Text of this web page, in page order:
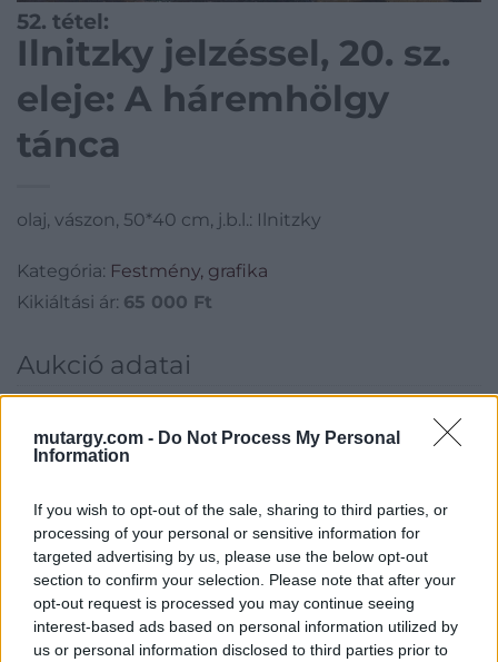
mutargy.com - Do Not Process My Personal
Information
If you wish to opt-out of the sale, sharing to third parties, or
processing of your personal or sensitive information for
targeted advertising by us, please use the below opt-out
section to confirm your selection. Please note that after your
opt-out request is processed you may continue seeing
interest-based ads based on personal information utilized by
us or personal information disclosed to third parties prior to
52. tétel:
Ilnitzky jelzéssel, 20. sz.
eleje: A háremhölgy
tánca
olaj, vászon, 50*40 cm, j.b.l.: Ilnitzky
Kategória: Festmény, grafika
Kikiáltási ár: 65 000 Ft
Aukció adatai
Aukció neve:223. 19 - 20. századi festmények és bútorok
Aukció dátuma: 2017.03.07
Aukció helye: Budapest, Balaton utca 8.
Tételszám: 52
Eladó adatai
Eladó: Nagyházi Galéria és